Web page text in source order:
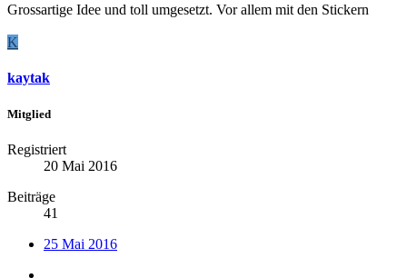
Grossartige Idee und toll umgesetzt. Vor allem mit den Stickern
K
kaytak
Mitglied
Registriert
20 Mai 2016
Beiträge
41
25 Mai 2016